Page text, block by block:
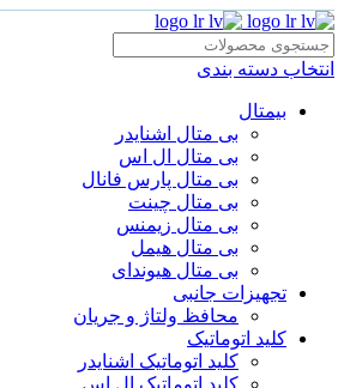
انتخاب دسته بندی
بیمتال
بی متال اشنایدر
بی متال ال اس
بی متال پارس فانال
بی متال چینت
بی متال زیمنس
بی متال هیمل
بی متال هیوندای
تجهیزات جانبی
محافظ ولتاژ و‌ جریان
کلید اتوماتیک
کلید اتوماتیک اشنایدر
کلید اتوماتیک ال اس